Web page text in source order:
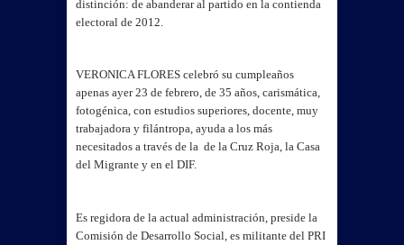
distinción: de abanderar al partido en la contienda
electoral de 2012.
VERONICA FLORES celebró su cumpleaños
apenas ayer 23 de febrero, de 35 años, carismática,
fotogénica, con estudios superiores, docente, muy
trabajadora y filántropa, ayuda a los más
necesitados a través de la de la Cruz Roja, la Casa
del Migrante y en el DIF.
Es regidora de la actual administración, preside la
Comisión de Desarrollo Social, es militante del PRI